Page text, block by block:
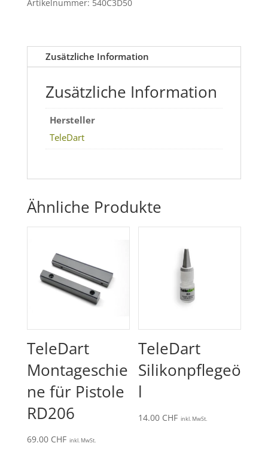
und
Menge
Artikelnummer: 540C3D50
Zusätzliche Information
Zusätzliche Information
Hersteller
TeleDart
Ähnliche Produkte
TeleDart
Montageschie
ne für Pistole
RD206
69.00 CHF inkl. MwSt.
TeleDart
Silikonpflegeö
l
14.00 CHF inkl. MwSt.